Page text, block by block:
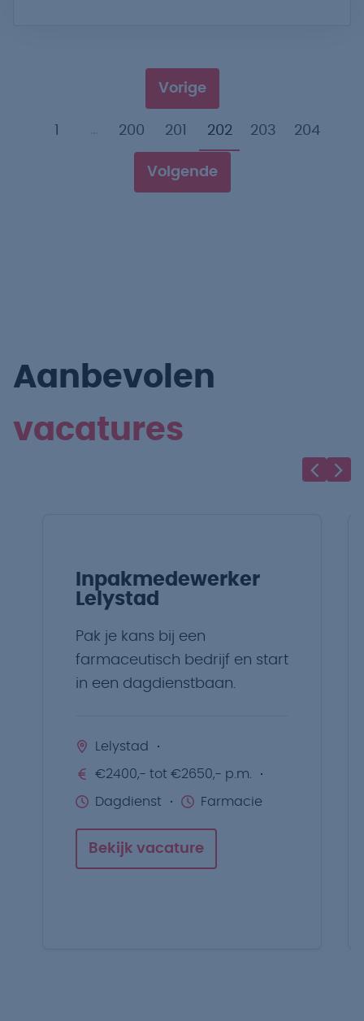
Vorige
200 201 202 203 204
Volgende
Aanbevolen
vacatures
Inpakmedewerker
Lelystad
Pak je kans bij een
farmaceutisch bedrijf en start
in een dagdienstbaan.
Lelystad
€2400,- tot €2650,- p.m.
Dagdienst Farmacie
Bekijk vacature